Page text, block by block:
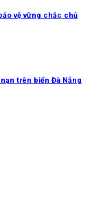
vệ vững chắc chủ
trên biển Đà Nẵng